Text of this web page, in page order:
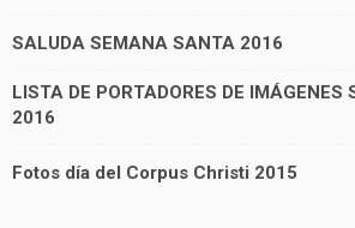
SALUDA SEMANA SANTA 2016
LISTA DE PORTADORES DE
2016
Fotos día del Corpus Christi 2015